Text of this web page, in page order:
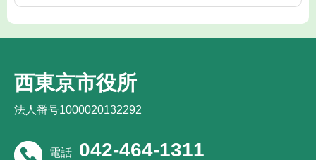
西東京市役所
法人番号1000020132292
電話 042-464-1311